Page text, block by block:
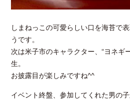
しまねっこの可愛らしい口を海苔で
うです。
次は米子市のキャラクター、“ヨネギ
生。
お披露目が楽しみですね^^
イベント終盤、参加してくれた男の